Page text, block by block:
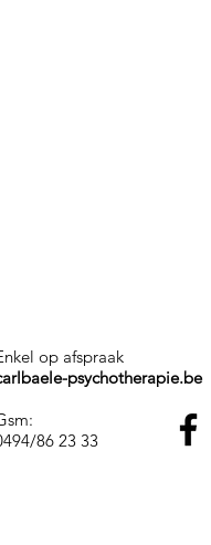
op afspraak
psychotherapie.be
86 23 33